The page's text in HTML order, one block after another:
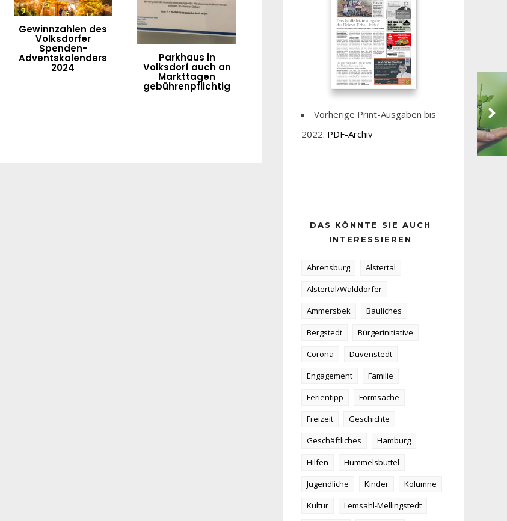
Gewinnzahlen des
Volksdorfer
Spenden-
Adventskalenders
2024
Parkhaus in
Volksdorf auch an
Markttagen
gebührenpflichtig
Vorherige Print-Ausgaben bis
2022: PDF-Archiv
DAS KÖNNTE SIE AUCH
INTERESSIEREN
Ahrensburg
Alstertal
Alstertal/Walddörfer
Ammersbek
Bauliches
Bergstedt
Bürgerinitiative
Corona
Duvenstedt
Engagement
Familie
Ferientipp
Formsache
Freizeit
Geschichte
Geschäftliches
Hamburg
Hilfen
Hummelsbüttel
Jugendliche
Kinder
Kolumne
Kultur
Lemsahl-Mellingstedt